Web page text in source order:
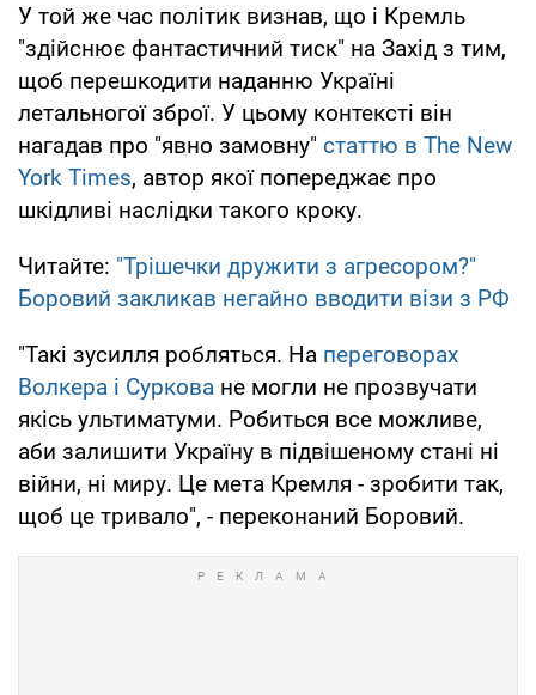
У той же час політик визнав, що і Кремль
"здійснює фантастичний тиск" на Захід з тим,
щоб перешкодити наданню Україні
летальногої зброї. У цьому контексті він
нагадав про "явно замовну" статтю в The New
York Times, автор якої попереджає про
шкідливі наслідки такого кроку.
Читайте: "Трішечки дружити з агресором?"
Боровий закликав негайно вводити візи з РФ
"Такі зусилля робляться. На переговорах
Волкера і Суркова не могли не прозвучати
якісь ультиматуми. Робиться все можливе,
аби залишити Україну в підвішеному стані ні
війни, ні миру. Це мета Кремля - зробити так,
щоб це тривало", - переконаний Боровий.